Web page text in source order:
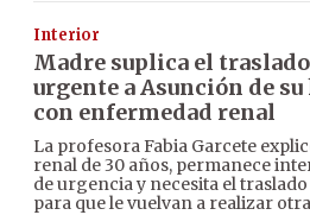
Interior
Madre suplica el traslado
urgente a Asunción de
con enfermedad renal
La profesora Fabia Garcete
renal de 30 años, permanece
de urgencia y necesita el
para que le vuelvan a realizar